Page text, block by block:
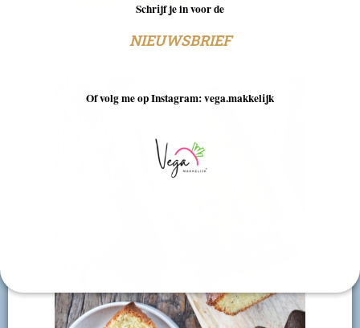
RECEPTEN
Schrijf je in voor de
NIEUWSBRIEF
Of volg me op Instagram: vega.makkelijk